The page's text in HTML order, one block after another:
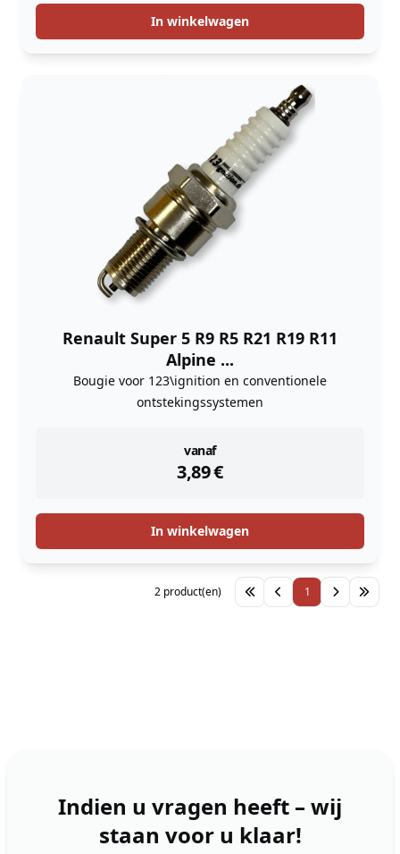
In winkelwagen
Renault Super 5 R9 R5 R21 R19 R11
Alpine ...
Bougie voor 123\ignition en conventionele
ontstekingssystemen
vanaf
3,89€
instock
In winkelwagen
1
2 product(en)
Indien u vragen heeft – wij
staan voor u klaar!